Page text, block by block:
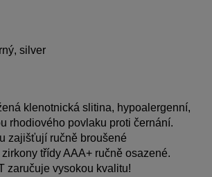
silver
klenotnická slitina, hypoalergenní,
rhodiového povlaku proti černání.
zajišťují ručně broušené
třídy AAA+ ručně osazené.
zaručuje vysokou kvalitu!